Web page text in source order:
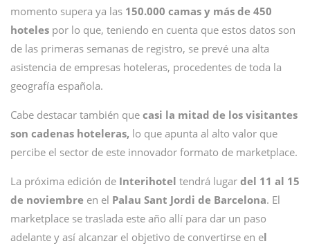
momento supera ya las 150.000 camas y más de 450
hoteles por lo que, teniendo en cuenta que estos datos son
de las primeras semanas de registro, se prevé una alta
asistencia de empresas hoteleras, procedentes de toda la
geografía española.
Cabe destacar también que casi la mitad de los visitantes
son cadenas hoteleras, lo que apunta al alto valor que
percibe el sector de este innovador formato de marketplace.
La próxima edición de Interihotel tendrá lugar del 11 al 15
de noviembre en el Palau Sant Jordi de Barcelona. El
marketplace se traslada este año allí para dar un paso
adelante y así alcanzar el objetivo de convertirse en el